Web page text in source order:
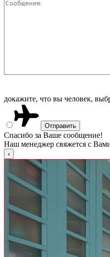
докажите, что вы человек,
Спасибо за Ваше сообщение!
Наш менеджер свяжется с